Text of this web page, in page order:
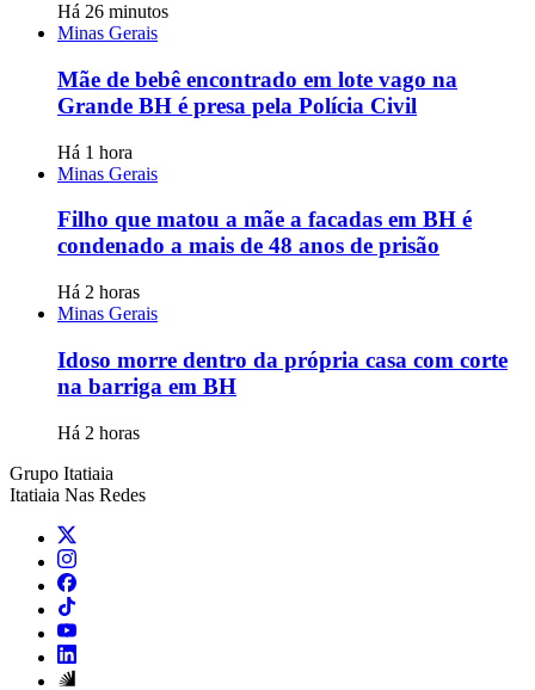
Há 26 minutos
Minas Gerais
Mãe de bebê encontrado em lote vago na
Grande BH é presa pela Polícia Civil
Há 1 hora
Minas Gerais
Filho que matou a mãe a facadas em BH é
condenado a mais de 48 anos de prisão
Há 2 horas
Minas Gerais
Idoso morre dentro da própria casa com corte
na barriga em BH
Há 2 horas
Grupo Itatiaia
Itatiaia Nas Redes